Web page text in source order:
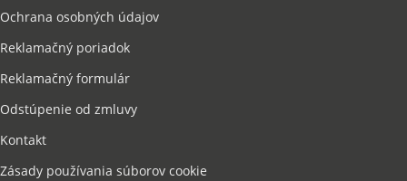
Ochrana osobných údajov
Reklamačný poriadok
Reklamačný formulár
Odstúpenie od zmluvy
Kontakt
Zásady používania súborov cookie